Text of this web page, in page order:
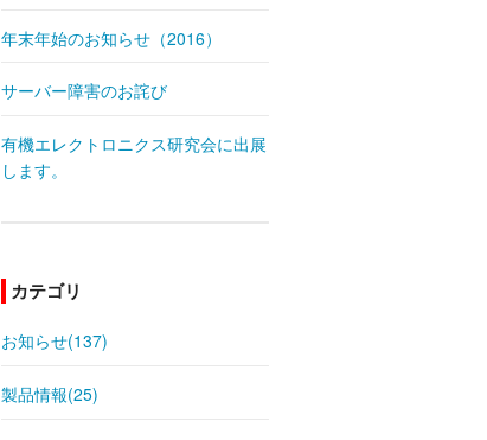
年末年始のお知らせ（2016）
サーバー障害のお詫び
有機エレクトロニクス研究会に出展
します。
カテゴリ
お知らせ(137)
製品情報(25)